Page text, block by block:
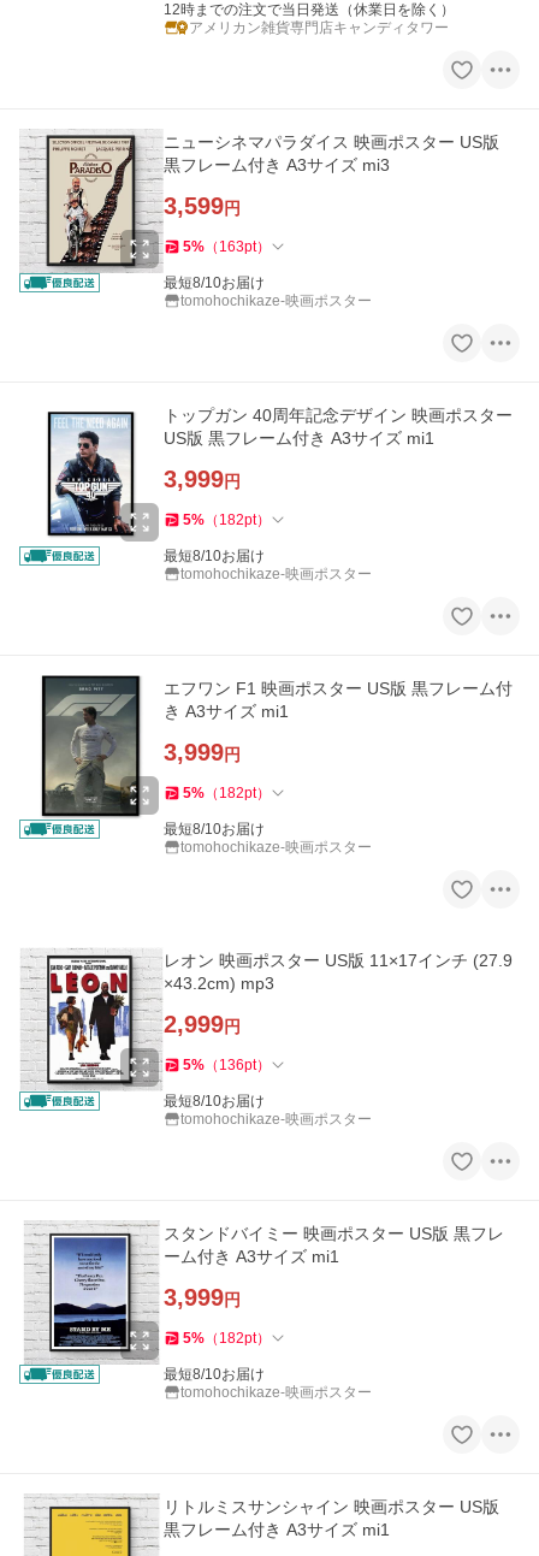
12時までの注文で当日発送（休業日を除く）
アメリカン雑貨専門店キャンディタワー
ニューシネマパラダイス 映画ポスター US版
黒フレーム付き A3サイズ mi3
3,599円
5% （ 163pt）
最短8/10お届け
tomohochikaze-映画ポスター
トップガン 40周年記念デザイン 映画ポスター
US版 黒フレーム付き A3サイズ mi1
3,999円
5% （ 182pt）
最短8/10お届け
tomohochikaze-映画ポスター
エフワン F1 映画ポスター US版 黒フレーム付
き A3サイズ mi1
3,999円
5% （ 182pt）
最短8/10お届け
tomohochikaze-映画ポスター
レオン 映画ポスター US版 11×17インチ (27.9
×43.2cm) mp3
2,999円
5% （ 136pt）
最短8/10お届け
tomohochikaze-映画ポスター
スタンドバイミー 映画ポスター US版 黒フレ
ーム付き A3サイズ mi1
3,999円
5% （ 182pt）
最短8/10お届け
tomohochikaze-映画ポスター
リトルミスサンシャイン 映画ポスター US版
黒フレーム付き A3サイズ mi1